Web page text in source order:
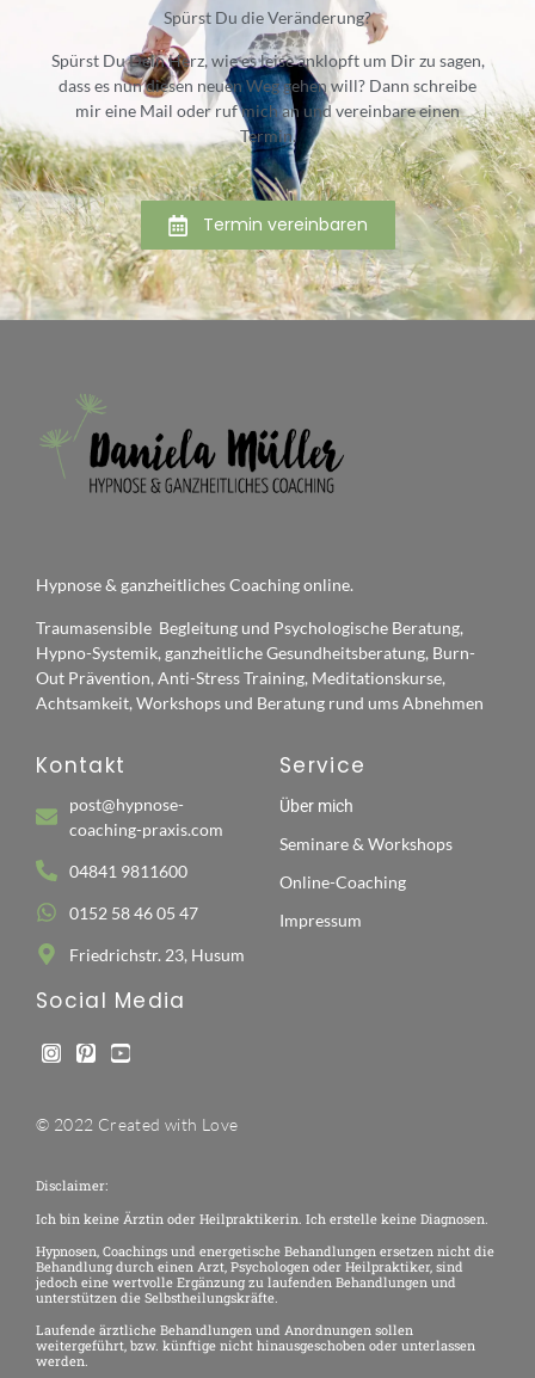
Spürst Du die Veränderung?
Spürst Du Dein Herz, wie es leise anklopft um Dir zu sagen,
dass es nun diesen neuen Weg gehen will? Dann schreibe
mir eine Mail oder ruf mich an und vereinbare einen
Termin.
Termin vereinbaren
Hypnose & ganzheitliches Coaching online.
Traumasensible Begleitung und Psychologische Beratung,
Hypno-Systemik, ganzheitliche Gesundheitsberatung, Burn-
Out Prävention, Anti-Stress Training, Meditationskurse,
Achtsamkeit, Workshops und Beratung rund ums Abnehmen
Kontakt
post@hypnose-
coaching-praxis.com
04841 9811600
0152 58 46 05 47
Friedrichstr. 23, Husum
Service
Über mich
Seminare & Workshops
Online-Coaching
Impressum
Social Media
© 2022 Created with Love
Disclaimer:
Ich bin keine Ärztin oder Heilpraktikerin. Ich erstelle keine Diagnosen.
Hypnosen, Coachings und energetische Behandlungen ersetzen nicht die
Behandlung durch einen Arzt, Psychologen oder Heilpraktiker, sind
jedoch eine wertvolle Ergänzung zu laufenden Behandlungen und
unterstützen die Selbstheilungskräfte.
Laufende ärztliche Behandlungen und Anordnungen sollen
weitergeführt, bzw. künftige nicht hinausgeschoben oder unterlassen
werden.